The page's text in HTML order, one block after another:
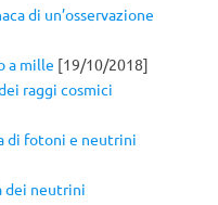
di un’osservazione
a mille [19/10/2018]
raggi cosmici
di fotoni e neutrini
dei neutrini